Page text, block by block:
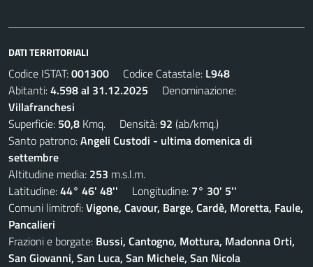
DATI TERRITORIALI
Codice ISTAT:001300 Codice Catastale: L948
Abitanti:4.598 al 31.12.2025 Denominazione:
Villafranchesi
Superficie: 50,8 Kmq. Densità:92 (ab/kmq.)
Santo patrono:Angeli Custodi - ultima domenica di
settembre
Altitudine media: 253 m.s.l.m.
Latitudine:44° 46' 48'' Longitudine: 7° 30' 5''
Comuni limitrofi:Vigone, Cavour, Barge, Cardè, Moretta, Faule,
Pancalieri
Frazioni e borgate: Bussi, Cantogno, Mottura, Madonna Orti,
San Giovanni, San Luca, San Michele, San Nicola